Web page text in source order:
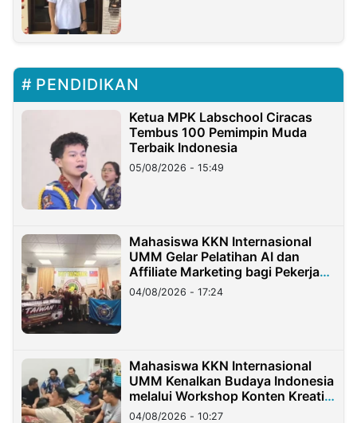
PENDIDIKAN
Ketua MPK Labschool Ciracas
Tembus 100 Pemimpin Muda
Terbaik Indonesia
05/08/2026 - 15:49
Mahasiswa KKN Internasional
UMM Gelar Pelatihan AI dan
Affiliate Marketing bagi Pekerja
Migran Indonesia di Taiwan
04/08/2026 - 17:24
Mahasiswa KKN Internasional
UMM Kenalkan Budaya Indonesia
melalui Workshop Konten Kreatif
di Taiwan
04/08/2026 - 10:27